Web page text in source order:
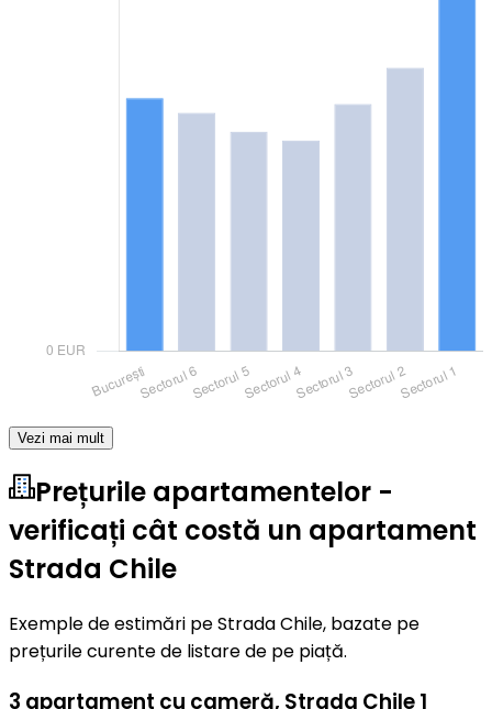
Vezi mai mult
Prețurile apartamentelor -
verificați cât costă un apartament
Strada Chile
Exemple de estimări pe Strada Chile, bazate pe
prețurile curente de listare de pe piață.
3 apartament cu cameră, Strada Chile 1